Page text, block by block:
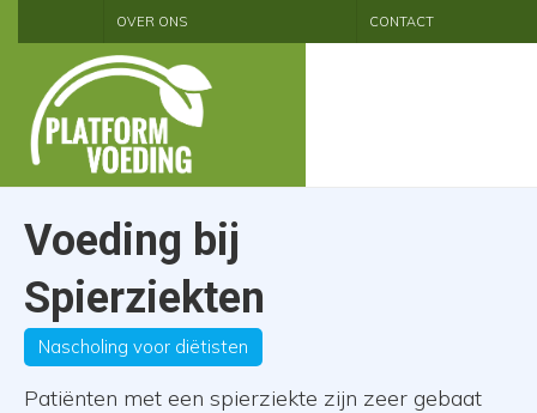
OVER ONS CONTACT
Voeding bij
Spierziekten
Nascholing voor diëtisten
Patiënten met een spierziekte zijn zeer gebaat